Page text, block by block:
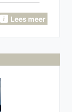
Lees meer